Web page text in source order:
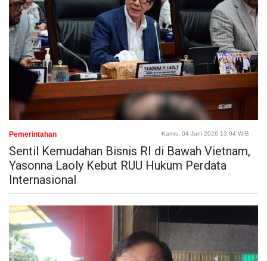
Pemerintahan Kamis, 04 Juni 2026 13:04 WIB
Sentil Kemudahan Bisnis RI di Bawah Vietnam,
Yasonna Laoly Kebut RUU Hukum Perdata
Internasional